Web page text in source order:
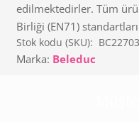
edilmektedirler. Tüm
Birliği (EN71)
Stok kodu (SKU): BC22703
Marka: Beleduc